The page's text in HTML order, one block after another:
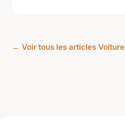
← Voir tous les articles Voiture